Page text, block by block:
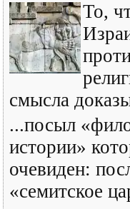
То,
смысла
...посыл
истории»
очевиден:
«семитское